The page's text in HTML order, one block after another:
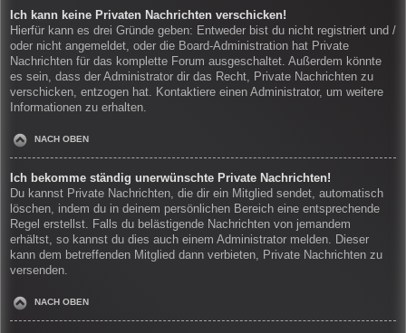
Ich kann keine Privaten Nachrichten verschicken!
Hierfür kann es drei Gründe geben: Entweder bist du nicht registriert und /
oder nicht angemeldet, oder die Board-Administration hat Private
Nachrichten für das komplette Forum ausgeschaltet. Außerdem könnte
es sein, dass der Administrator dir das Recht, Private Nachrichten zu
verschicken, entzogen hat. Kontaktiere einen Administrator, um weitere
Informationen zu erhalten.
NACH OBEN
Ich bekomme ständig unerwünschte Private Nachrichten!
Du kannst Private Nachrichten, die dir ein Mitglied sendet, automatisch
löschen, indem du in deinem persönlichen Bereich eine entsprechende
Regel erstellst. Falls du belästigende Nachrichten von jemandem
erhältst, so kannst du dies auch einem Administrator melden. Dieser
kann dem betreffenden Mitglied dann verbieten, Private Nachrichten zu
versenden.
NACH OBEN